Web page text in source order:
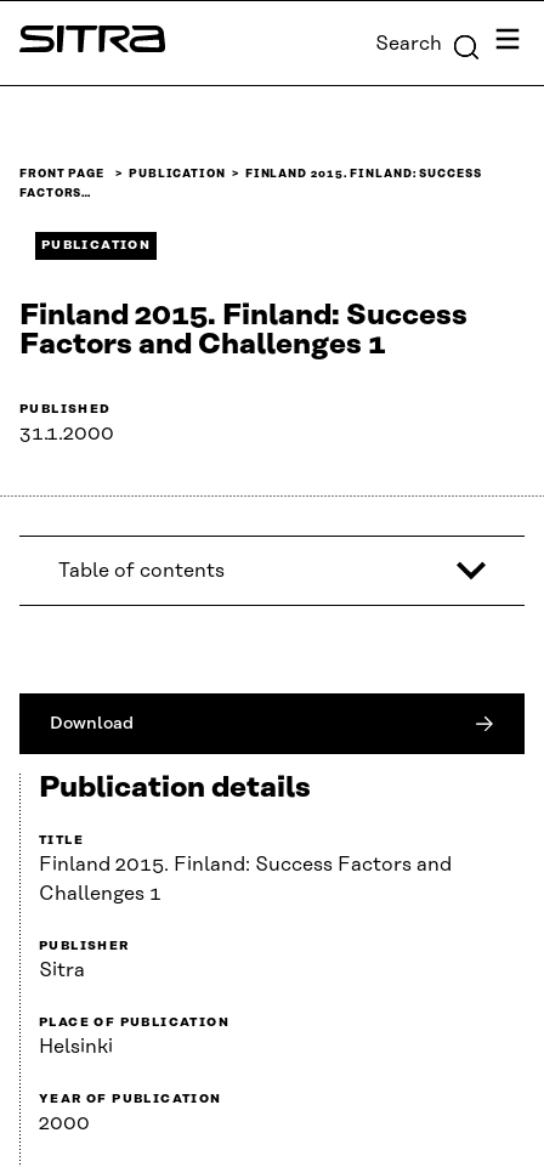
Skip to
content
Sitra Search Menu
FRONT PAGE PUBLICATION
FINLAND 2015. FINLAND: SUCCESS
FACTORS…
PUBLICATION
Finland 2015. Finland: Success
Factors and Challenges 1
PUBLISHED
31.1.2000
Table of contents
Download
Publication details
TITLE
Finland 2015. Finland: Success Factors and
Challenges 1
PUBLISHER
Sitra
PLACE OF PUBLICATION
Helsinki
YEAR OF PUBLICATION
2000